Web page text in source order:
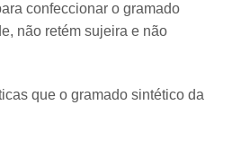
confeccionar o gramado
não retém sujeira e não
que o gramado sintético da